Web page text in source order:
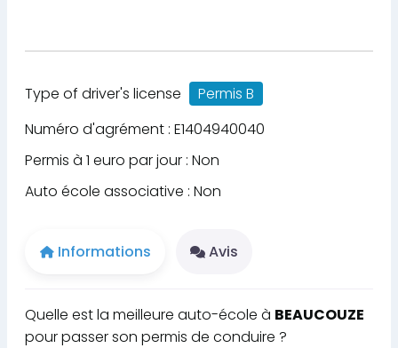
Type of driver's license
Permis B
Numéro d'agrément : E1404940040
Permis à 1 euro par jour : Non
Auto école associative : Non
Informations Avis
Quelle est la meilleure auto-école à BEAUCOUZE
pour passer son permis de conduire ?